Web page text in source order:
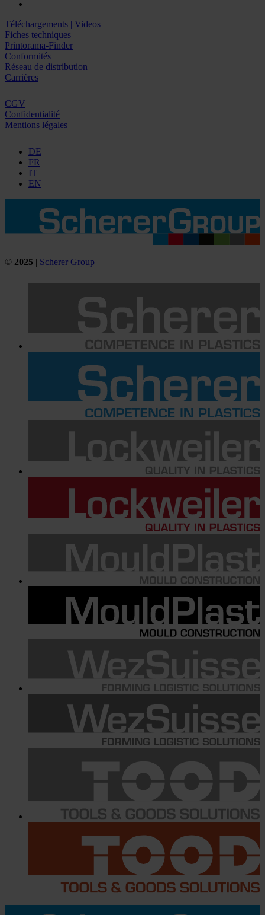
Téléchargements | Videos
Fiches techniques
Printorama-Finder
Conformités
Réseau de distribution
Carrières
CGV
Confidentialité
Mentions légales
DE
FR
IT
EN
© 2025 | Scherer Group